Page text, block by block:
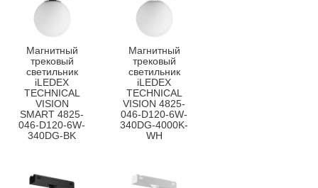
Магнитный
трековый
светильник
iLEDEX
TECHNICAL
VISION
SMART 4825-
046-D120-6W-
340DG-BK
Магнитный
трековый
светильник
iLEDEX
TECHNICAL
VISION 4825-
046-D120-6W-
340DG-4000K-
WH